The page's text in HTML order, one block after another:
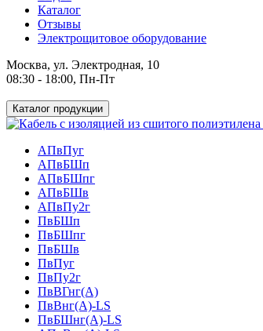
Каталог
Отзывы
Электрощитовое оборудование
Москва, ул. Электродная, 10
08:30 - 18:00, Пн-Пт
Каталог продукции
АПвПуг
АПвБШп
АПвБШпг
АПвБШв
АПвПу2г
ПвБШп
ПвБШпг
ПвБШв
ПвПуг
ПвПу2г
ПвВГнг(А)
ПвВнг(А)-LS
ПвБШнг(А)-LS